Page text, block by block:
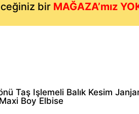
bir MAĞAZA’mız
Taş Işlemeli Balık Kesim
Boy Elbise